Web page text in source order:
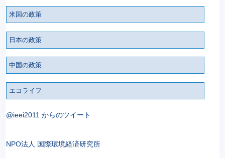
米国の政策
日本の政策
中国の政策
エコライフ
@ieei2011 からのツイート
NPO法人 国際環境経済研究所